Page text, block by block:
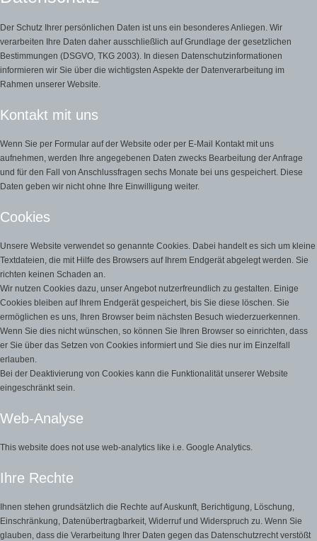
Der Schutz Ihrer persönlichen Daten ist uns ein besonderes Anliegen. Wir
verarbeiten Ihre Daten daher ausschließlich auf Grundlage der gesetzlichen
Bestimmungen (DSGVO, TKG 2003). In diesen Datenschutzinformationen
informieren wir Sie über die wichtigsten Aspekte der Datenverarbeitung im
Rahmen unserer Website.
Kontakt mit uns
Wenn Sie per Formular auf der Website oder per E-Mail Kontakt mit uns
aufnehmen, werden Ihre angegebenen Daten zwecks Bearbeitung der Anfrage
und für den Fall von Anschlussfragen sechs Monate bei uns gespeichert. Diese
Daten geben wir nicht ohne Ihre Einwilligung weiter.
Cookies
Unsere Website verwendet so genannte Cookies. Dabei handelt es sich um kleine
Textdateien, die mit Hilfe des Browsers auf Ihrem Endgerät abgelegt werden. Sie
richten keinen Schaden an.
Wir nutzen Cookies dazu, unser Angebot nutzerfreundlich zu gestalten. Einige
Cookies bleiben auf Ihrem Endgerät gespeichert, bis Sie diese löschen. Sie
ermöglichen es uns, Ihren Browser beim nächsten Besuch wiederzuerkennen.
Wenn Sie dies nicht wünschen, so können Sie Ihren Browser so einrichten, dass
er Sie über das Setzen von Cookies informiert und Sie dies nur im Einzelfall
erlauben.
Bei der Deaktivierung von Cookies kann die Funktionalität unserer Website
eingeschränkt sein.
Web-Analyse
This website does not use web-analytics like i.e. Google Analytics.
Ihre Rechte
Ihnen stehen grundsätzlich die Rechte auf Auskunft, Berichtigung, Löschung,
Einschränkung, Datenübertragbarkeit, Widerruf und Widerspruch zu. Wenn Sie
glauben, dass die Verarbeitung Ihrer Daten gegen das Datenschutzrecht verstößt